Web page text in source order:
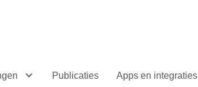
Publicaties Apps en integraties